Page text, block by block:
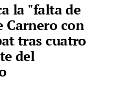
la "falta de
Carnero con
tras cuatro
del